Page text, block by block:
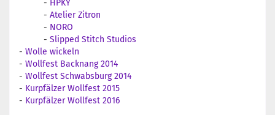
- HPKY
- Atelier Zitron
- NORO
- Slipped Stitch Studios
- Wolle wickeln
- Wollfest Backnang 2014
- Wollfest Schwabsburg 2014
- Kurpfälzer Wollfest 2015
- Kurpfälzer Wollfest 2016